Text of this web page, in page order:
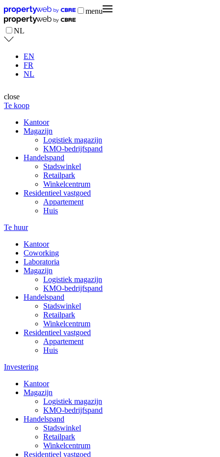
menu
NL
EN
FR
NL
close
Te koop
Kantoor
Magazijn
Logistiek magazijn
KMO-bedrijfspand
Handelspand
Stadswinkel
Retailpark
Winkelcentrum
Residentieel vastgoed
Appartement
Huis
Te huur
Kantoor
Coworking
Laboratoria
Magazijn
Logistiek magazijn
KMO-bedrijfspand
Handelspand
Stadswinkel
Retailpark
Winkelcentrum
Residentieel vastgoed
Appartement
Huis
Investering
Kantoor
Magazijn
Logistiek magazijn
KMO-bedrijfspand
Handelspand
Stadswinkel
Retailpark
Winkelcentrum
Residentieel vastgoed